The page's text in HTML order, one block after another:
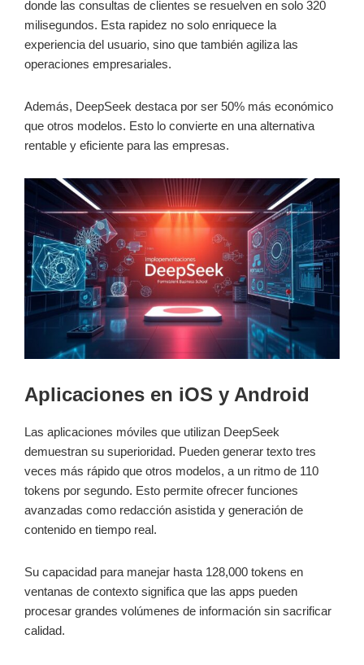
donde las consultas de clientes se resuelven en solo 320
milisegundos. Esta rapidez no solo enriquece la
experiencia del usuario, sino que también agiliza las
operaciones empresariales.
Además, DeepSeek destaca por ser 50% más económico
que otros modelos. Esto lo convierte en una alternativa
rentable y eficiente para las empresas.
Aplicaciones en iOS y Android
Las aplicaciones móviles que utilizan DeepSeek
demuestran su superioridad. Pueden generar texto tres
veces más rápido que otros modelos, a un ritmo de 110
tokens por segundo. Esto permite ofrecer funciones
avanzadas como redacción asistida y generación de
contenido en tiempo real.
Su capacidad para manejar hasta 128,000 tokens en
ventanas de contexto significa que las apps pueden
procesar grandes volúmenes de información sin sacrificar
calidad.